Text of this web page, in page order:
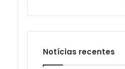
Notícias recentes